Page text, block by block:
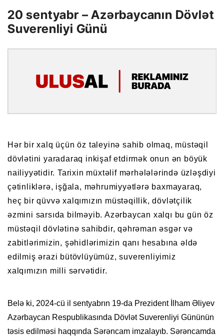
20 sentyabr – Azərbaycanın Dövlət
Suverenliyi Günü
Hər bir xalq üçün öz taleyinə sahib olmaq, müstəqil
dövlətini yaradaraq inkişaf etdirmək onun ən böyük
nailiyyətidir. Tarixin müxtəlif mərhələlərində üzləşdiyi
çətinliklərə, işğala, məhrumiyyətlərə baxmayaraq,
heç bir qüvvə xalqımızın müstəqillik, dövlətçilik
əzmini sarsıda bilməyib. Azərbaycan xalqı bu gün öz
müstəqil dövlətinə sahibdir, qəhrəman əsgər və
zabitlərimizin, şəhidlərimizin qanı hesabına əldə
edilmiş ərazi bütövlüyümüz, suverenliyimiz
xalqımızın milli sərvətidir.
Belə ki, 2024-cü il sentyabrın 19-da Prezident İlham Əliyev
Azərbaycan Respublikasında Dövlət Suverenliyi Gününün
təsis edilməsi haqqında Sərəncam imzalayıb. Sərəncamda